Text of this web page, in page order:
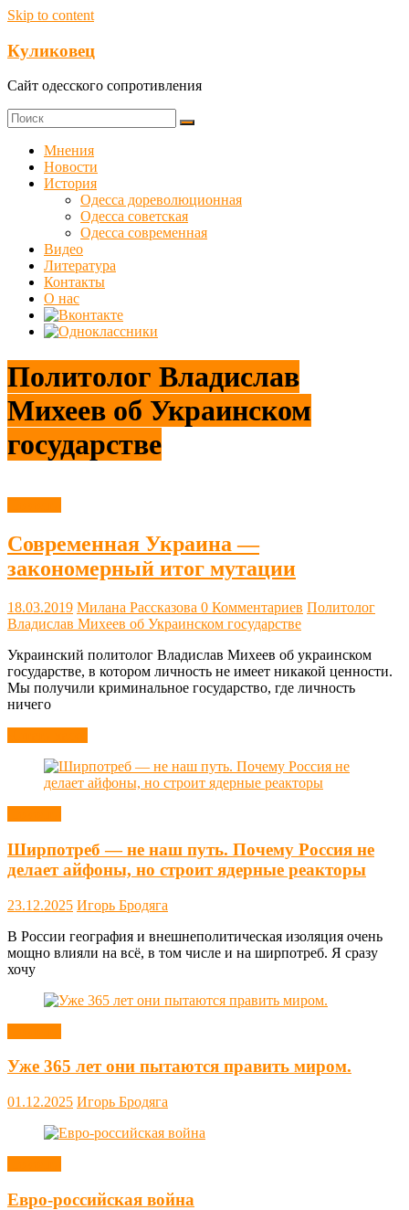
Skip to content
Куликовец
Сайт одесского сопротивления
Мнения
Новости
История
Одесса дореволюционная
Одесса советская
Одесса современная
Видео
Литература
Контакты
О нас
Политолог Владислав
Михеев об Украинском
государстве
Современная Украина —
закономерный итог мутации
18.03.2019 Милана Рассказова 0 Комментариев Политолог
Владислав Михеев об Украинском государстве
Украинский политолог Владислав Михеев об украинском
государстве, в котором личность не имеет никакой ценности.
Мы получили криминальное государство, где личность
ничего
Ширпотреб — не наш путь. Почему Россия не
делает айфоны, но строит ядерные реакторы
23.12.2025 Игорь Бродяга
В России география и внешнеполитическая изоляция очень
мощно влияли на всё, в том числе и на ширпотреб. Я сразу
хочу
Уже 365 лет они пытаются править миром.
01.12.2025 Игорь Бродяга
Евро-российская война